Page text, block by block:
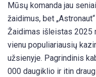
Mūsų komanda jau
žaidimus, bet
Žaidimas išleistas 2025
vienu populiariausių
užsienyje. Pagrindinis
000 daugiklio ir itin